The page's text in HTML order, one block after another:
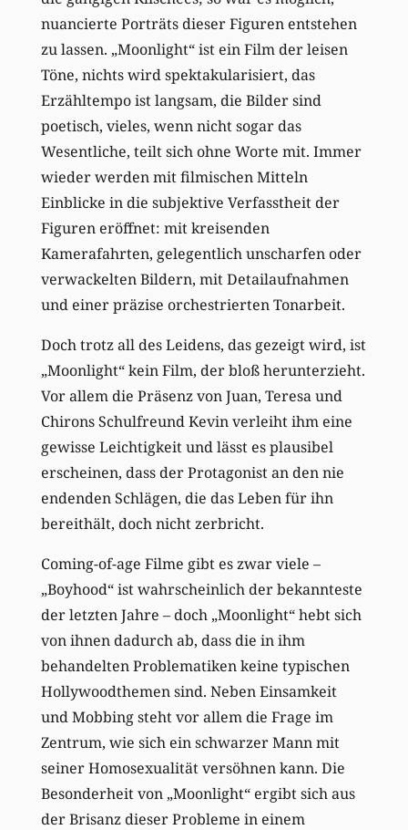
nuancierte Porträts dieser Figuren entstehen
zu lassen. „Moonlight“ ist ein Film der leisen
Töne, nichts wird spektakularisiert, das
Erzähltempo ist langsam, die Bilder sind
poetisch, vieles, wenn nicht sogar das
Wesentliche, teilt sich ohne Worte mit. Immer
wieder werden mit filmischen Mitteln
Einblicke in die subjektive Verfasstheit der
Figuren eröffnet: mit kreisenden
Kamerafahrten, gelegentlich unscharfen oder
verwackelten Bildern, mit Detailaufnahmen
und einer präzise orchestrierten Tonarbeit.
Doch trotz all des Leidens, das gezeigt wird, ist
„Moonlight“ kein Film, der bloß herunterzieht.
Vor allem die Präsenz von Juan, Teresa und
Chirons Schulfreund Kevin verleiht ihm eine
gewisse Leichtigkeit und lässt es plausibel
erscheinen, dass der Protagonist an den nie
endenden Schlägen, die das Leben für ihn
bereithält, doch nicht zerbricht.
Coming-of-age Filme gibt es zwar viele –
„Boyhood“ ist wahrscheinlich der bekannteste
der letzten Jahre – doch „Moonlight“ hebt sich
von ihnen dadurch ab, dass die in ihm
behandelten Problematiken keine typischen
Hollywoodthemen sind. Neben Einsamkeit
und Mobbing steht vor allem die Frage im
Zentrum, wie sich ein schwarzer Mann mit
seiner Homosexualität versöhnen kann. Die
Besonderheit von „Moonlight“ ergibt sich aus
der Brisanz dieser Probleme in einem